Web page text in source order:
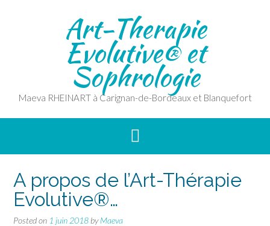
Art-Therapie
Evolutive® et
Sophrologie
Maeva RHEINART à Carignan-de-Bordeaux et Blanquefort
A propos de l’Art-Thérapie
Evolutive®…
Posted on 1 juin 2018 byMaeva